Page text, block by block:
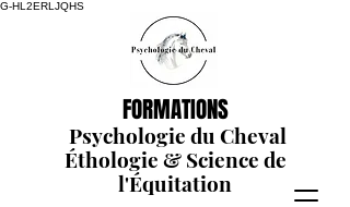
G-HL2ERLJQHS
FORMATIONS
Psychologie du Cheval
Éthologie& Science de
l'Équitation